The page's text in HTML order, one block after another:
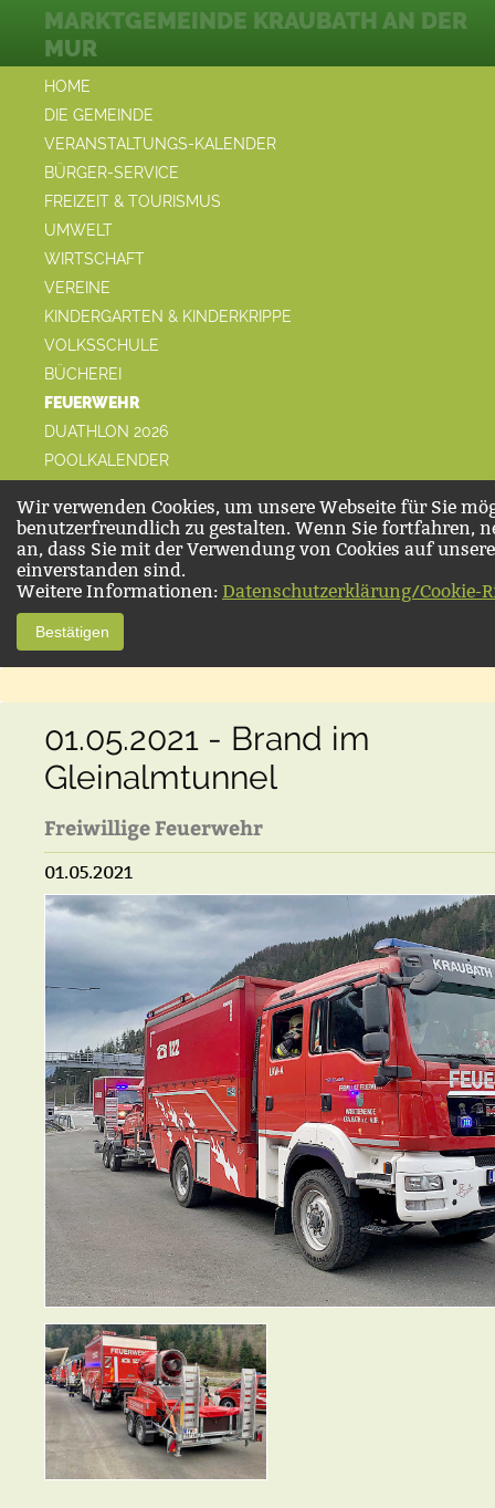
HOME
DIE GEMEINDE
VERANSTALTUNGS-KALENDER
BÜRGER-SERVICE
FREIZEIT & TOURISMUS
UMWELT
WIRTSCHAFT
VEREINE
KINDERGARTEN & KINDERKRIPPE
VOLKSSCHULE
BÜCHEREI
FEUERWEHR
DUATHLON 2026
POOLKALENDER
MARKTGEMEINDE KRAUBATH AN DER
MUR
Wir verwenden Cookies, um unsere Webseite für Sie
benutzerfreundlich zu gestalten. Wenn Sie fortfahren,
an, dass Sie mit der Verwendung von Cookies auf
einverstanden sind.
Weitere Informationen: Datenschutzerklärung/Cookie-
Bestätigen
01.05.2021 - Brand im
Gleinalmtunnel
Freiwillige Feuerwehr
01.05.2021